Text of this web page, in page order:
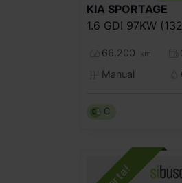
KIA SPORTAGE
66.200 km
Manual
C